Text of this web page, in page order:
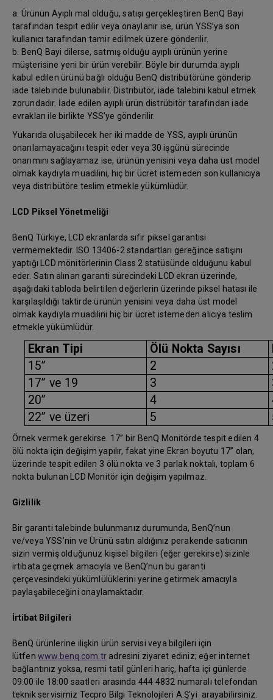
a. Ürünün Ayıplı mal olduğu, satışı gerçekleştiren BenQ Bayi
tarafından tespit edilir veya onaylanır ise, ürün YSS’ya son
kullanıcı tarafından tamir edilmek üzere gönderilir.
b. BenQ Bayi dilerse, satmış olduğu ayıplı ürünün yerine
müşterisine yeni bir ürün verebilir. Böyle bir durumda ayıplı
kabul edilen ürünü bağlı olduğu BenQ distribütörüne gönderip
iade talebinde bulunabilir. Distribütör, iade talebini kabul etmek
zorundadır. İade edilen ayıplı ürün distrübitör tarafından iade
evrakları ile birlikte YSS’ye gönderilir.
Yukarıda oluşabilecek her iki madde de YSS, ayıplı ürünün
onarılamayacağını tespit eder veya 30 işgünü sürecinde
onarımını sağlayamaz ise, ürünün yenisini veya daha üst model
olmak kaydıyla muadilini, hiç bir ücret istemeden son kullanıcıya
veya distribütöre teslim etmekle yükümlüdür.
LCD Piksel Yönetmeliği
BenQ Türkiye, LCD ekranlarda sıfır piksel garantisi
vermemektedir. ISO 13406-2 standartları gereğince satışını
yaptığı LCD mönitörlerinin Class 2 statüsünde olduğunu kabul
eder. Satın alınan garanti sürecindeki LCD ekran üzerinde,
aşağıdaki tabloda belirtilen değerlerin üzerinde piksel hatası ile
karşılaşıldığı taktirde ürünün yenisini veya daha üst model
olmak kaydıyla muadilini hiç bir ücret istemeden alıcıya teslim
etmekle yükümlüdür.
Ekran Tipi Ölü Nokta Sayısı
15”
2
17” ve 19
3
20”
4
22” ve üzeri
5
Örnek vermek gerekirse. 17” bir BenQ Monitörde tespit edilen 4
ölü nokta için değişim yapılır, fakat yine Ekran boyutu 17” olan,
üzerinde tespit edilen 3 ölü nokta ve 3 parlak noktalı, toplam 6
nokta bulunan LCD Monitör için değişim yapılmaz.
Gizlilik
Bir garanti talebinde bulunmanız durumunda, BenQ’nun
ve/veya YSS’nin ve Ürünü satın aldığınız perakende satıcının
sizin vermiş olduğunuz kişisel bilgileri (eğer gerekirse) sizinle
irtibata geçmek amacıyla ve BenQ’nun bu garanti
çerçevesindeki yükümlülüklerini yerine getirmek amacıyla
paylaşabileceğini onaylamaktadır.
İrtibat Bilgileri
BenQ ürünlerine ilişkin ürün servisi veya bilgileri için
lütfenwww.benq.com.tradresini ziyaret ediniz; eğer internet
bağlantınız yoksa, resmi tatil günleri hariç, hafta içi günlerde
09:00 ile 18:00 saatleri arasında 444 4832 numaralı telefondan
teknik servisimiz Tecpro Bilgi Teknolojileri A.Ş'yi arayabilirsiniz.